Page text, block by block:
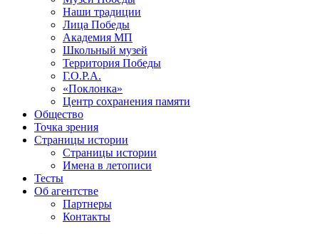
Наши традиции
Лица Победы
Академия МП
Школьный музей
Территория Победы
Г.О.Р.А.
«Поклонка»
Центр сохранения памяти
Общество
Точка зрения
Страницы истории
Страницы истории
Имена в летописи
Тесты
Об агентстве
Партнеры
Контакты